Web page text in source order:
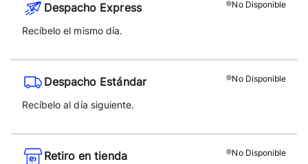
No Disponible
Despacho Express
Recíbelo el mismo día.
No Disponible
Despacho Estándar
Recíbelo al día siguiente.
No Disponible
Retiro en tienda